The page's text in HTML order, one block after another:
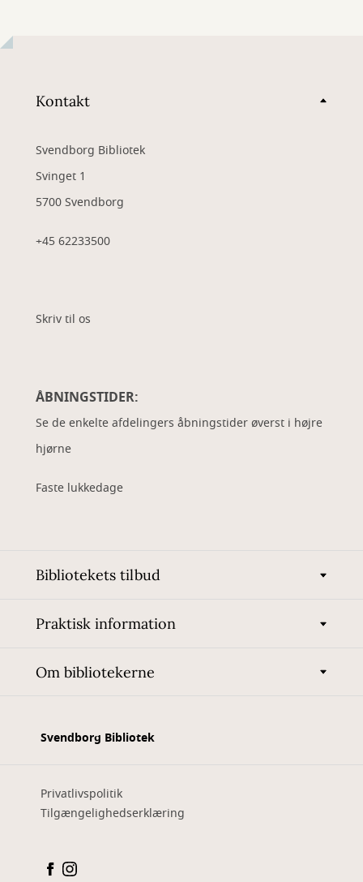
Kontakt
Svendborg Bibliotek
Svinget 1
5700 Svendborg
+45 62233500
Skriv til os
ÅBNINGSTIDER:
Se de enkelte afdelingers åbningstider øverst i højre
hjørne
Faste lukkedage
Bibliotekets tilbud
Praktisk information
Om bibliotekerne
Svendborg Bibliotek
Privatlivspolitik
Tilgængelighedserklæring